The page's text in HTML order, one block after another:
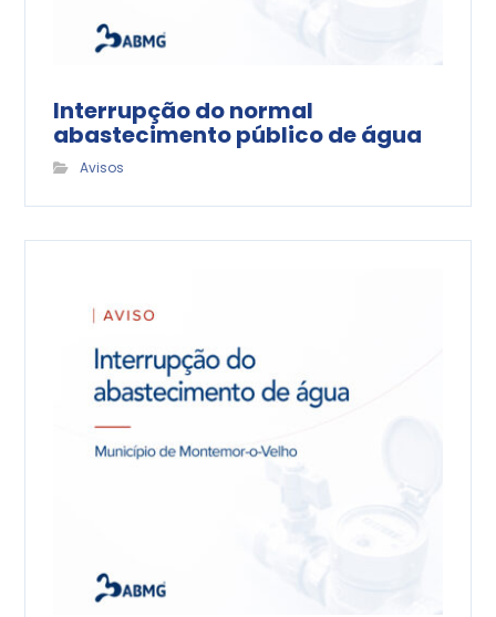
Interrupção do normal
abastecimento público de água
Avisos